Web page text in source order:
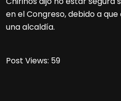
en el Congreso, debido a
una alcaldía.
Post Views: 59